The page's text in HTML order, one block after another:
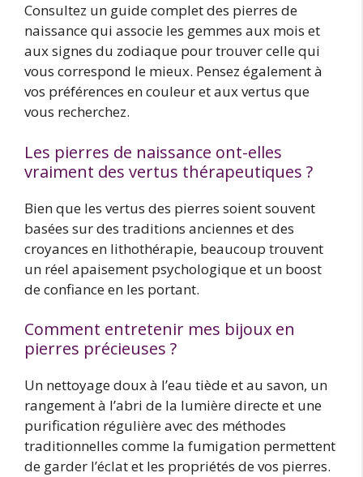
Consultez un guide complet des pierres de
naissance qui associe les gemmes aux mois et
aux signes du zodiaque pour trouver celle qui
vous correspond le mieux. Pensez également à
vos préférences en couleur et aux vertus que
vous recherchez.
Les pierres de naissance ont-elles
vraiment des vertus thérapeutiques ?
Bien que les vertus des pierres soient souvent
basées sur des traditions anciennes et des
croyances en lithothérapie, beaucoup trouvent
un réel apaisement psychologique et un boost
de confiance en les portant.
Comment entretenir mes bijoux en
pierres précieuses ?
Un nettoyage doux à l’eau tiède et au savon, un
rangement à l’abri de la lumière directe et une
purification régulière avec des méthodes
traditionnelles comme la fumigation permettent
de garder l’éclat et les propriétés de vos pierres.